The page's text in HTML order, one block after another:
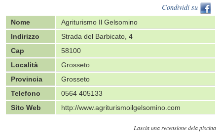
Condividi su
Nome
Agriturismo Il Gelsomino
Indirizzo
Strada del Barbicato, 4
Cap
58100
Località
Grosseto
Provincia
Grosseto
Telefono
0564 405133
Sito Web
http://www.agriturismoilgelsomino.com
Lascia una recensione dela piscina